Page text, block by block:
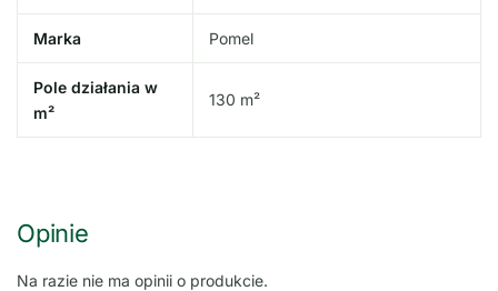
Marka Pomel
Pole działania w
m²
130 m²
Opinie
Na razie nie ma opinii o produkcie.